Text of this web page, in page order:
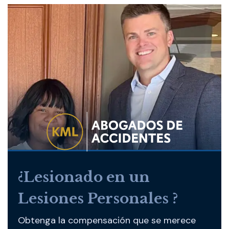
¿Lesionado en un
Lesiones Personales ?
Obtenga la compensación que se merece